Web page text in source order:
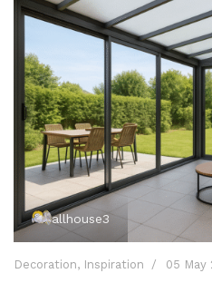
allhouse3
Decoration, Inspiration 05 May